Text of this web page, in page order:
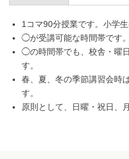
1コマ90分授業です。小学
◯が受講可能な時間帯です
◯の時間帯でも、校舎・曜
す。
春、夏、冬の季節講習会時
す。
原則として、日曜・祝日、